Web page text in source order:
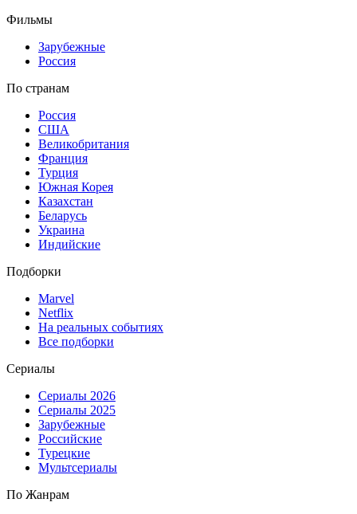
Фильмы
Зарубежные
Россия
По странам
Россия
США
Великобритания
Франция
Турция
Южная Корея
Казахстан
Беларусь
Украина
Индийские
Подборки
Marvel
Netflix
На реальных событиях
Все подборки
Сериалы
Сериалы 2026
Сериалы 2025
Зарубежные
Российские
Турецкие
Мультсериалы
По Жанрам